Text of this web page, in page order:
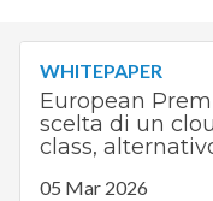
WHITEPAPER
European
scelta di un
class,
05 Mar 2026